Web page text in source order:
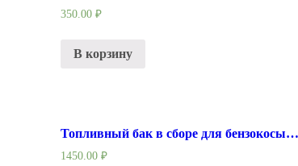
350.00₽
В корзину
Топливный бак в сборе для бензокосы
1450.00₽